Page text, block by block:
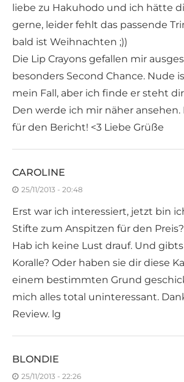
liebe zu Hakuhodo und ich hätte
gerne, leider fehlt das passende
bald ist Weihnachten ;))
Die Lip Crayons gefallen mir
besonders Second Chance. Nude
mein Fall, aber ich finde er steht
Den werde ich mir näher
für den Bericht! <3 Liebe Grüße
CAROLINE
25/11/2013 - 20:48
Erst war ich interessiert, jetzt bin
Stifte zum Anspitzen für den
Hab ich keine Lust drauf. Und
Koralle? Oder haben sie dir diese
einem bestimmten Grund
mich alles total uninteressant.
Review. lg
BLONDIE
25/11/2013 - 22:26